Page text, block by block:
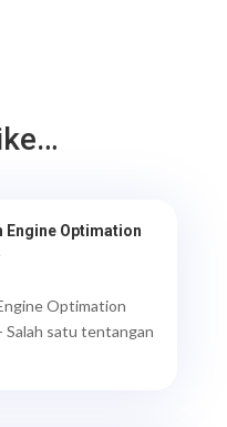
Engine Optimation
Optimation
Salah satu tentangan